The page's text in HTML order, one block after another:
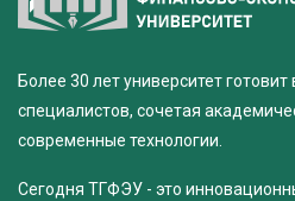
Более 30 лет университет
специалистов, сочетая
современные технологии.
Сегодня ТГФЭУ - это